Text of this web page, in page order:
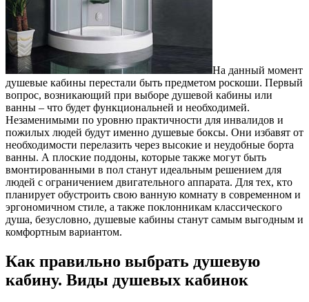
На данный момент
душевые кабины перестали быть предметом роскоши. Первый
вопрос, возникающий при выборе душевой кабины или
ванны – что будет функциональней и необходимей.
Незаменимыми по уровню практичности для инвалидов и
пожилых людей будут именно душевые боксы. Они избавят от
необходимости перелазить через высокие и неудобные борта
ванны. А плоские поддоны, которые также могут быть
вмонтированными в пол станут идеальным решением для
людей с ограничением двигательного аппарата. Для тех, кто
планирует обустроить свою ванную комнату в современном и
эргономичном стиле, а также поклонникам классического
душа, безусловно, душевые кабины станут самым выгодным и
комфортным вариантом.
Как правильно выбрать душевую
кабину. Виды душевых кабинок